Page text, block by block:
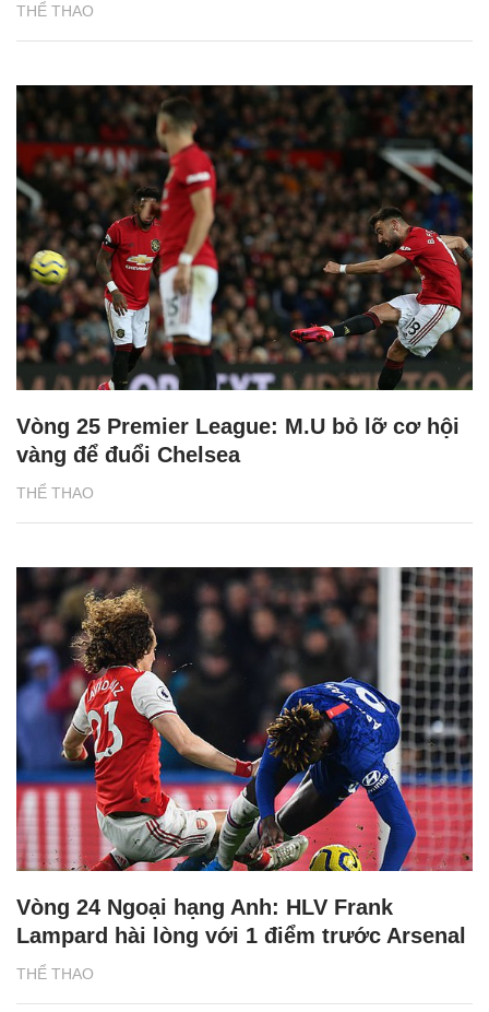
THỂ THAO
THỂ THAO
Vòng 25 Premier League: M.U bỏ lỡ cơ hội
vàng để đuổi Chelsea
THỂ THAO
Vòng 24 Ngoại hạng Anh: HLV Frank
Lampard hài lòng với 1 điểm trước Arsenal